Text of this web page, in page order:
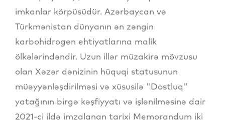
imkanlar körpüsüdür. Azərbaycan və
Türkmənistan dünyanın ən zəngin
karbohidrogen ehtiyatlarına malik
ölkələrindəndir. Uzun illər müzakirə mövzusu
olan Xəzər dənizinin hüquqi statusunun
müəyyənləşdirilməsi və xüsusilə "Dostluq"
yatağının birgə kəşfiyyatı və işlənilməsinə dair
2021-ci ildə imzalanan tarixi Memorandum iki